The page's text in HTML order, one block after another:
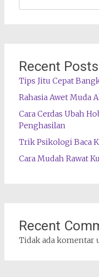
Recent Posts
Tips Jitu Cepat
Rahasia Awet Muda
Cara Cerdas Ubah
Penghasilan
Trik Psikologi Baca
Cara Mudah Rawat
Recent
Tidak ada komentar